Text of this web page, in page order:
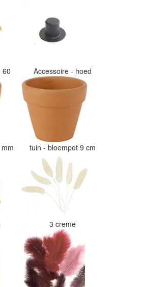
60 Accessoire - hoed
tuin - bloempot 9 cm
3 creme